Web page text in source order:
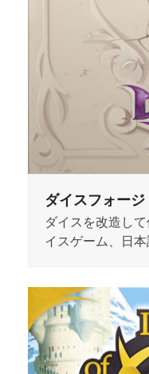
ダイスフォージ
ダイスを改造し
イスゲーム、日本